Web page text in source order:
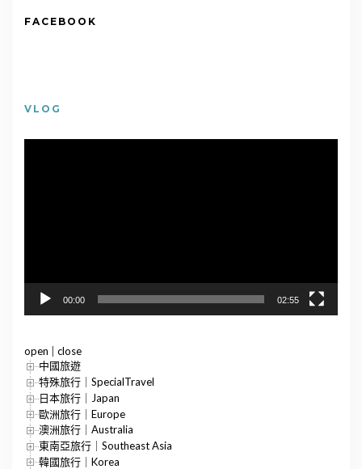
FACEBOOK
VLOG
00:00 02:55
open
close
中國旅遊
特殊旅行｜SpecialTravel
日本旅行｜Japan
歐洲旅行｜Europe
澳洲旅行｜Australia
東南亞旅行｜Southeast Asia
韓國旅行｜Korea